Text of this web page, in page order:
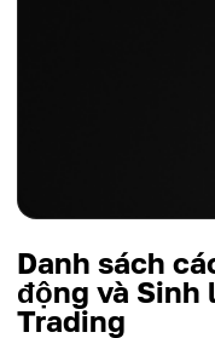
Danh sách
động và Sinh
Trading